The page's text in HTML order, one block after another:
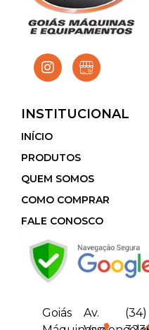
INSTITUCIONAL
INÍCIO
PRODUTOS
QUEM SOMOS
COMO COMPRAR
FALE CONOSCO
Goiás
Av.
(34)